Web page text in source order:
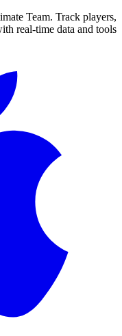
Team. Track players,
real-time data and tools.